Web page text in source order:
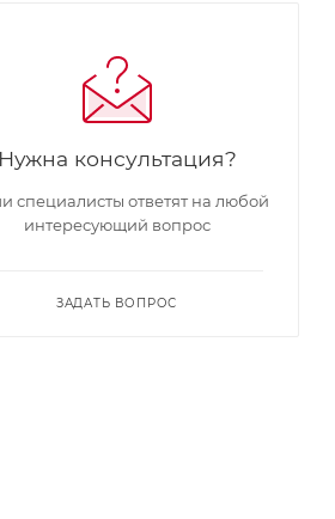
Нужна консультация?
специалисты ответят на любой
интересующий вопрос
ЗАДАТЬ ВОПРОС